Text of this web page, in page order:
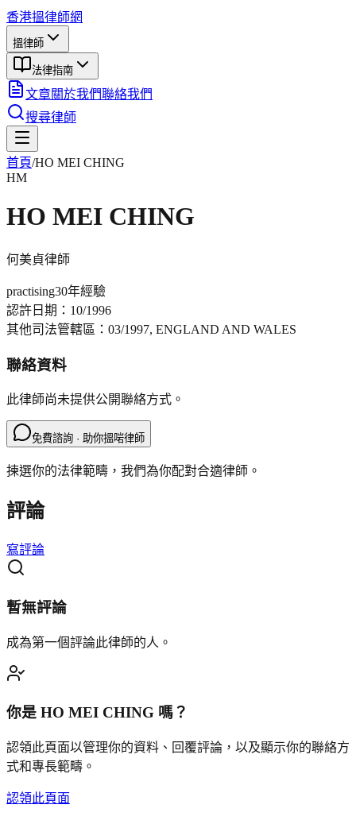
香港搵律師網
搵律師
法律指南
文章關於我們聯絡我們
搜尋律師
首頁/HO MEI CHING
HM
HO MEI CHING
何美貞律師
practising30年經驗
認許日期： 10/1996
其他司法管轄區： 03/1997, ENGLAND AND WALES
聯絡資料
此律師尚未提供公開聯絡方式。
免費諮詢 · 助你搵啱律師
揀選你的法律範疇，我們為你配對合適律師。
評論
寫評論
暫無評論
成為第一個評論此律師的人。
你是 HO MEI CHING 嗎？
認領此頁面以管理你的資料、回覆評論，以及顯示你的聯絡方
式和專長範疇。
認領此頁面